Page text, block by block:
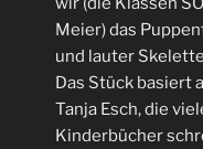
Meier) das
und lauter
Das Stück basiert
Tanja Esch, die
Kinderbücher